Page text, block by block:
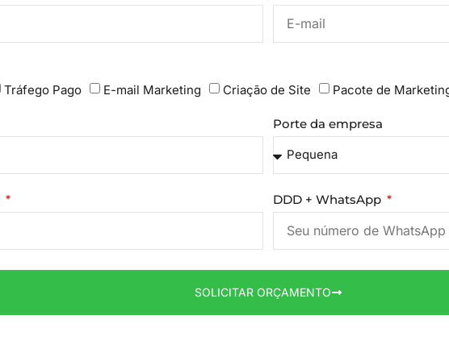
Tráfego Pago E-mail Marketing Criação de Site Pacote de
Porte da empresa
DDD + WhatsApp
SOLICITAR ORÇAMENTO